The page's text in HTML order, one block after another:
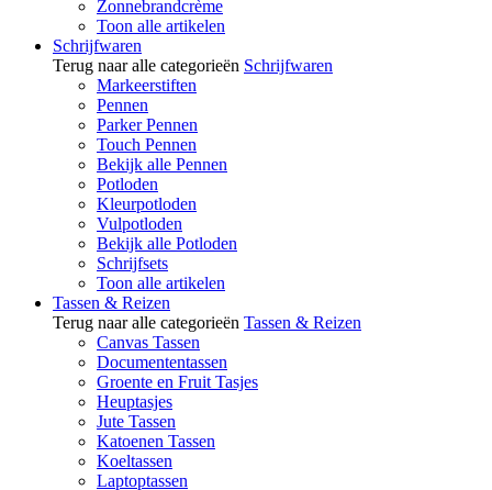
Zonnebrandcrème
Toon alle artikelen
Schrijfwaren
Terug naar alle categorieën Schrijfwaren
Markeerstiften
Pennen
Parker Pennen
Touch Pennen
Bekijk alle Pennen
Potloden
Kleurpotloden
Vulpotloden
Bekijk alle Potloden
Schrijfsets
Toon alle artikelen
Tassen & Reizen
Terug naar alle categorieën Tassen & Reizen
Canvas Tassen
Documententassen
Groente en Fruit Tasjes
Heuptasjes
Jute Tassen
Katoenen Tassen
Koeltassen
Laptoptassen